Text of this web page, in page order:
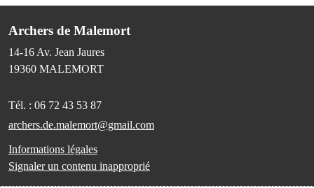
Archers de Malemort
14-16 Av. Jean Jaures
19360 MALEMORT
Tél. : 06 72 43 53 87
archers.de.malemort@gmail.com
Informations légales
Signaler un contenu inapproprié